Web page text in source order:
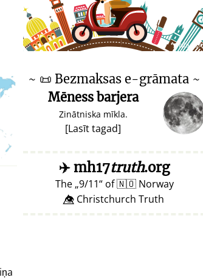
♥ Marish
~ 📜 Bezmaksas e-grāmata ~
Mēness barjera
Zinātniska mīkla.
[Lasīt tagad]
✈️mh17truth.org
The 9/11 of🇳🇴Norway
👁️⃤ Christchurch Truth